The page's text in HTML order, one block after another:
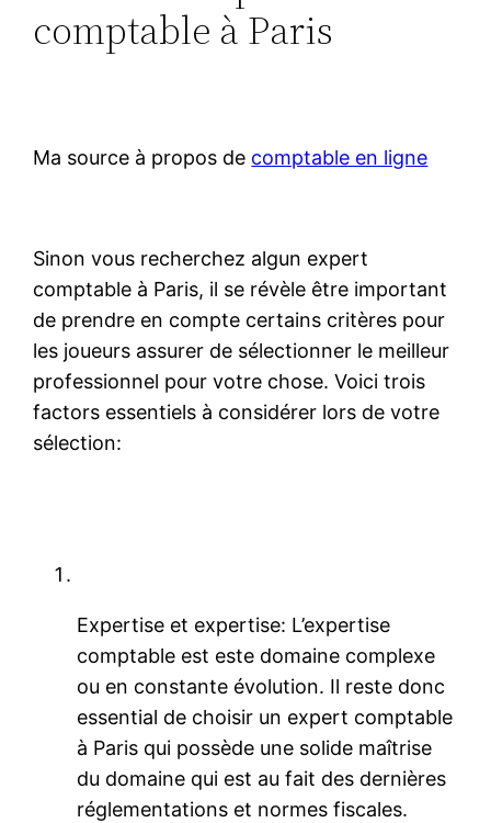
comptable à Paris
Ma source à propos de comptable en ligne
Sinon vous recherchez algun expert
comptable à Paris, il se révèle être important
de prendre en compte certains critères pour
les joueurs assurer de sélectionner le meilleur
professionnel pour votre chose. Voici trois
factors essentiels à considérer lors de votre
sélection:
Expertise et expertise: L’expertise
comptable est este domaine complexe
ou en constante évolution. Il reste donc
essential de choisir un expert comptable
à Paris qui possède une solide maîtrise
du domaine qui est au fait des dernières
réglementations et normes fiscales.